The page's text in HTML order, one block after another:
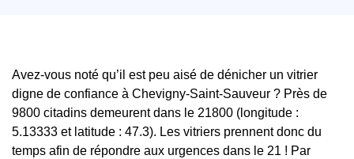
Avez-vous noté qu’il est peu aisé de dénicher un vitrier
digne de confiance à Chevigny-Saint-Sauveur ? Près de
9800 citadins demeurent dans le 21800 (longitude :
5.13333 et latitude : 47.3). Les vitriers prennent donc du
temps afin de répondre aux urgences dans le 21 ! Par